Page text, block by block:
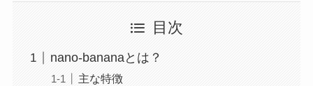
目次
nano-bananaとは？
主な特徴